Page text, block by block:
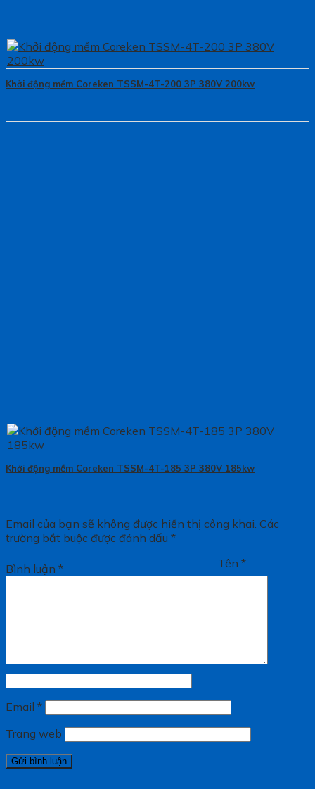
Khởi động mềm Coreken TSSM-4T-200 3P 380V 200kw
Khởi động mềm Coreken TSSM-4T-185 3P 380V 185kw
Email của bạn sẽ không được hiển thị công khai. Các
trường bắt buộc được đánh dấu *
Bình luận * Tên*
Email *
Trang web